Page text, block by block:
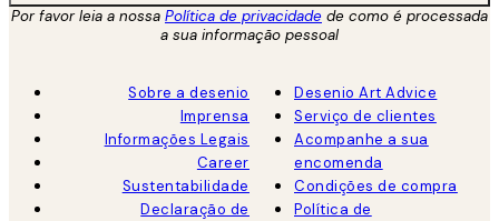
Por favor leia a nossa Política de privacidade de como é processada
a sua informação pessoal
Sobre a desenio
Imprensa
Informações Legais
Career
Sustentabilidade
Declaração de
Desenio Art Advice
Serviço de clientes
Acompanhe a sua
encomenda
Condições de compra
Política de